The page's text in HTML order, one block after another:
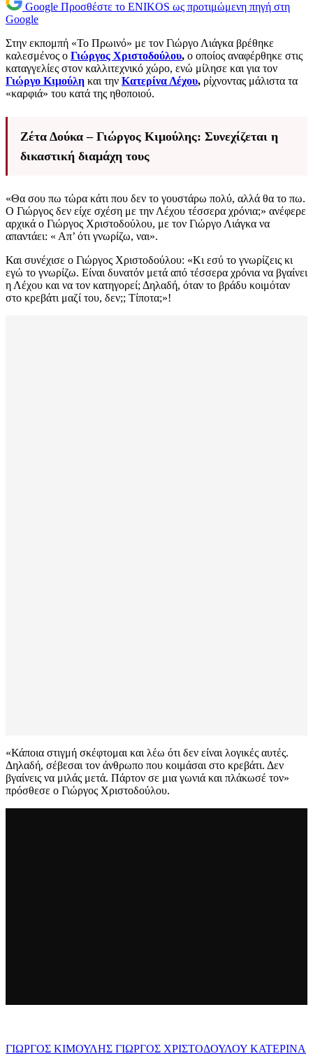
Google Προσθέστε το ENIKOS ως προτιμώμενη πηγή στη
Google
Στην εκπομπή «Το Πρωινό» με τον Γιώργο Λιάγκα βρέθηκε
καλεσμένος ο Γιώργος Χριστοδούλου, ο οποίος αναφέρθηκε στις
καταγγελίες στον καλλιτεχνικό χώρο, ενώ μίλησε και για τον
Γιώργο Κιμούλη και την Κατερίνα Λέχου, ρίχνοντας μάλιστα τα
«καρφιά» του κατά της ηθοποιού.
Ζέτα Δούκα – Γιώργος Κιμούλης: Συνεχίζεται η
δικαστική διαμάχη τους
«Θα σου πω τώρα κάτι που δεν το γουστάρω πολύ, αλλά θα το πω.
Ο Γιώργος δεν είχε σχέση με την Λέχου τέσσερα χρόνια;» ανέφερε
αρχικά ο Γιώργος Χριστοδούλου, με τον Γιώργο Λιάγκα να
απαντάει: « Απ’ ότι γνωρίζω, ναι».
Και συνέχισε ο Γιώργος Χριστοδούλου: «Κι εσύ το γνωρίζεις κι
εγώ το γνωρίζω. Είναι δυνατόν μετά από τέσσερα χρόνια να βγαίνει
η Λέχου και να τον κατηγορεί; Δηλαδή, όταν το βράδυ κοιμόταν
στο κρεβάτι μαζί του, δεν;; Τίποτα;»!
«Κάποια στιγμή σκέφτομαι και λέω ότι δεν είναι λογικές αυτές.
Δηλαδή, σέβεσαι τον άνθρωπο που κοιμάσαι στο κρεβάτι. Δεν
βγαίνεις να μιλάς μετά. Πάρτον σε μια γωνιά και πλάκωσέ τον»
πρόσθεσε ο Γιώργος Χριστοδούλου.
ΓΙΩΡΓΟΣ ΚΙΜΟΥΛΗΣ ΓΙΩΡΓΟΣ ΧΡΙΣΤΟΔΟΥΛΟΥ ΚΑΤΕΡΙΝΑ